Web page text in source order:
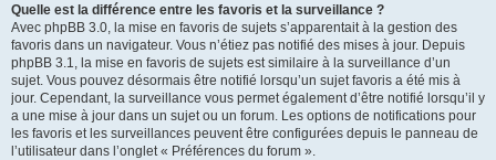
Quelle est la différence entre les favoris et la surveillance ?
Avec phpBB 3.0, la mise en favoris de sujets s’apparentait à la gestion des
favoris dans un navigateur. Vous n’étiez pas notifié des mises à jour. Depuis
phpBB 3.1, la mise en favoris de sujets est similaire à la surveillance d’un
sujet. Vous pouvez désormais être notifié lorsqu’un sujet favoris a été mis à
jour. Cependant, la surveillance vous permet également d’être notifié lorsqu’il y
a une mise à jour dans un sujet ou un forum. Les options de notifications pour
les favoris et les surveillances peuvent être configurées depuis le panneau de
l’utilisateur dans l’onglet « Préférences du forum ».